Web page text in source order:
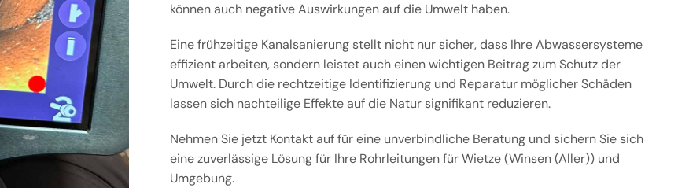
können auch negative Auswirkungen auf die Umwelt haben.
Eine frühzeitige Kanalsanierung stellt nicht nur sicher, dass Ihre Abwassersysteme
effizient arbeiten, sondern leistet auch einen wichtigen Beitrag zum Schutz der
Umwelt. Durch die rechtzeitige Identifizierung und Reparatur möglicher Schäden
lassen sich nachteilige Effekte auf die Natur signifikant reduzieren.
Nehmen Sie jetzt Kontakt auf für eine unverbindliche Beratung und sichern Sie sich
eine zuverlässige Lösung für Ihre Rohrleitungen für Wietze (Winsen (Aller)) und
Umgebung.